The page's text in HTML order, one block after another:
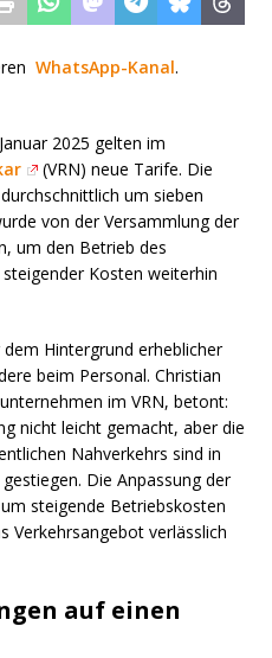
WhatsApp-Kanal.
2025 gelten im
(VRN) neue Tarife. Die
um sieben
von der Versammlung der
um den Betrieb des
Kosten weiterhin
Hintergrund erheblicher
beim Personal. Christian
im VRN, betont:
nicht leicht gemacht, aber die
Nahverkehrs sind in
Die Anpassung der
steigende Betriebskosten
Verkehrsangebot verlässlich
auf einen